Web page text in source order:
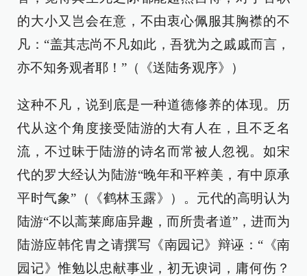
的大小又岂会在意，不由衷心佩服其胸襟的不
凡：“盖其志尚不凡如此，吾犹为之戚戚而言，
亦不知务观者耶！”（《送陆务观序》）
这种不凡，说到底是一种道德修养的体现。历
代从这个角度接受陆游的大有人在，且不乏名
流，不过昧于陆游的诗名而常被人忽视。如宋
代的罗大经认为陆游“晚年和平粹美，有中原承
平时气象”（《鹤林玉露》）。元代的高明认为
陆游“不以蒿莱廊庙异趣，而所贵者道”，进而为
陆游应韩侘胄之请撰写《南园记》辩诬：“《南
园记》惟勉以忠献事业，初无谀词，庸何伤？